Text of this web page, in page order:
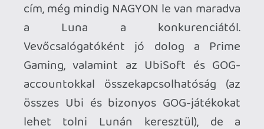
Kösz, így már fairnek tűnik az ajánlat. De
üzleti szemszögből értem, miért
rotálódnak a sima Prime lőfizetésben a
játékok: aki többet akar, az perkáljon a
Luna+ -ért.
Stadia HUN
Stadia HUN 2024.12.17 11:19:56 #1zrmk
Nem, primetól függetlenül, magában 9.99-